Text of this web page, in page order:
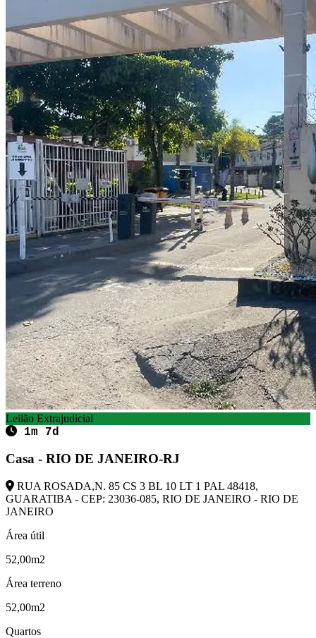
Leilão Extrajudicial
1m 7d
Casa - RIO DE JANEIRO-RJ
RUA ROSADA,N. 85 CS 3 BL 10 LT 1 PAL 48418,
GUARATIBA - CEP: 23036-085, RIO DE JANEIRO - RIO DE
JANEIRO
Área útil
52,00m2
Área terreno
52,00m2
Quartos